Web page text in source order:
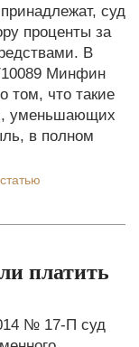
суд
проценты за
В
Минфин
том, что такие
уменьшающих
в полном
платить
№ 17-П суд